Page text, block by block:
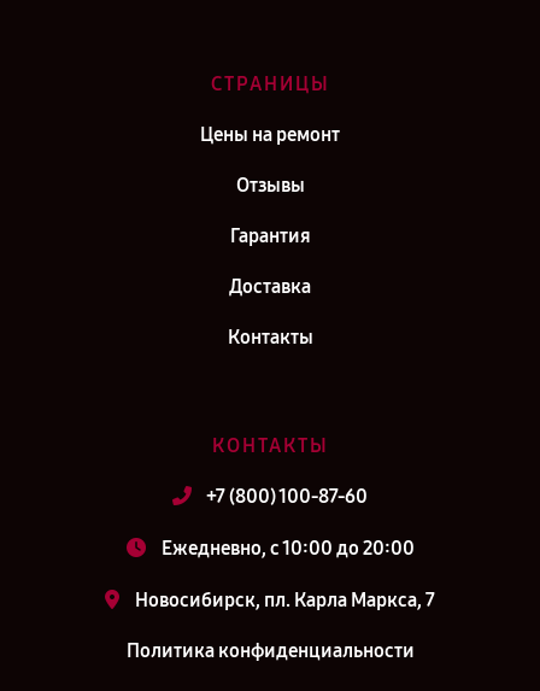
СТРАНИЦЫ
Цены на ремонт
Отзывы
Гарантия
Доставка
Контакты
КОНТАКТЫ
+7 (800) 100-87-60
Ежедневно, с 10:00 до 20:00
Новосибирск, пл. Карла Маркса, 7
Политика конфиденциальности